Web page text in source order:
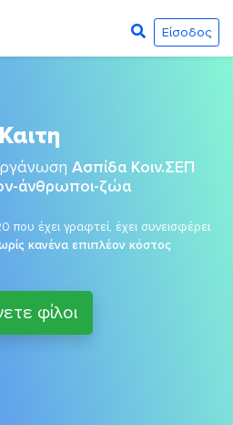
Είσοδος
Καιτη
Ασπίδα Κοιν.ΣΕΠ
άνθρωποι-ζώα
έχει γραφτεί, έχει συνεισφέρει
κανένα επιπλέον κόστος
φίλοι